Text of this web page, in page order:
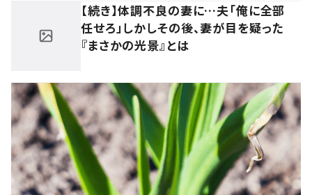
【続き】体調不良の妻に…夫「俺に全部
任せろ」しかしその後、妻が目を疑った
『まさかの光景』とは